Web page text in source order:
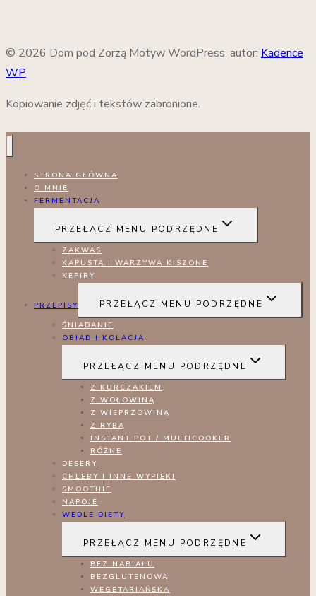
© 2026 Dom pod Zorzą Motyw WordPress, autor: Kadence
WP
Kopiowanie zdjęć i tekstów zabronione.
STRONA GŁÓWNA
O MNIE
FERMENTACJA
PRZEŁĄCZ MENU PODRZĘDNE
ZAKWAS
KAPUSTA I WARZYWA KISZONE
KEFIRY
PRZEPISY PRZEŁĄCZ MENU PODRZĘDNE
ŚNIADANIE
OBIAD I KOLACJA
PRZEŁĄCZ MENU PODRZĘDNE
Z KURCZAKIEM
Z WOŁOWINĄ
Z WIEPRZOWINĄ
Z RYBĄ
INSTANT POT / MULTICOOKER
RÓŻNE
DESERY
CHLEBY I INNE WYPIEKI
SMOOTHIE
NAPOJE
WEDLE DIETY
PRZEŁĄCZ MENU PODRZĘDNE
BEZ NABIAŁU
BEZGLUTENOWA
WEGETARIAŃSKA